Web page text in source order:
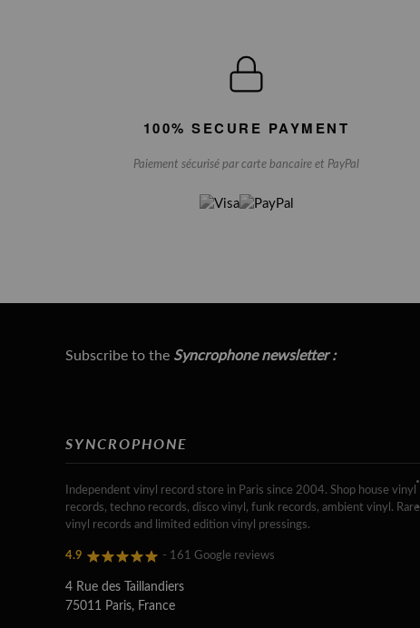
100% SECURE PAYMENT
Paiement sécurisé par carte bancaire et PayPal
Subscribe to the Syncrophone newsletter :
SYNCROPHONE
Independent vinyl record store in Paris since 2004. Shop house vinyl
records, techno records, disco vinyl, funk records, ambient vinyl. Rare
vinyl records and limited edition vinyl pressings.
4.9 - 161 Google reviews
4 Rue des Taillandiers
75011 Paris, France